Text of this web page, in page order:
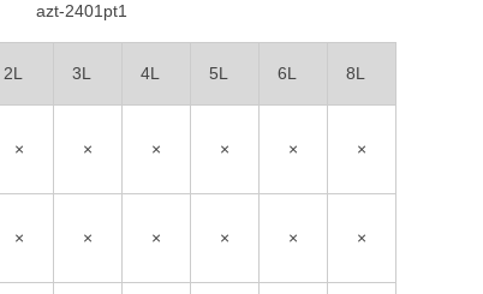
azt-2401pt1
2L 3L 4L 5L 6L 8L
× × × × × ×
× × × × × ×